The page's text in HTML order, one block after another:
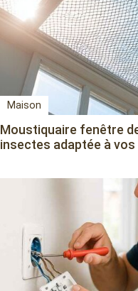
Maison
Moustiquaire fenêtre
insectes adaptée à